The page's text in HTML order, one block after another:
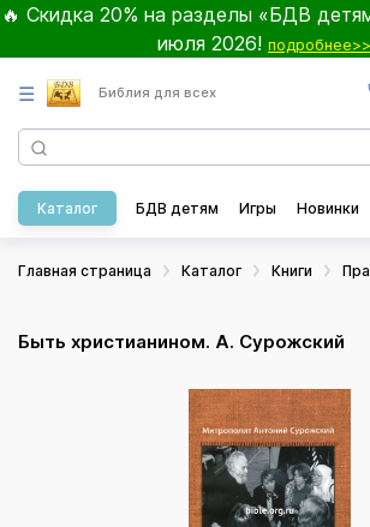
🔥 Скидка 20% на разделы «БДВ
июля 2026!
☰ Библия для всех
Каталог БДВ детям Игры Новинки
Главная страница Каталог Книги
Быть христианином. А. Сурожский